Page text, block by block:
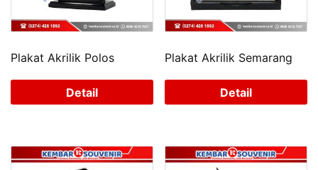
Plakat Akrilik Polos
Detail
Plakat Akrilik Semarang
Detail